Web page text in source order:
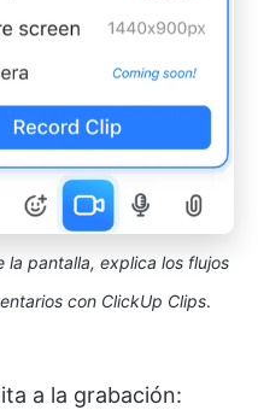
pantalla, explica los flujos
con ClickUp Clips.
a la grabación: